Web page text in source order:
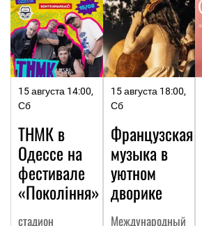
15 августа 14:00,
Сб
ТНМК в
Одессе на
фестивале
«Покоління»
стадион
15 августа 18:00,
Сб
Французская
музыка в
уютном
дворике
Международный